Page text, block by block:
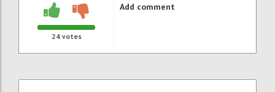
24votes
Add comment